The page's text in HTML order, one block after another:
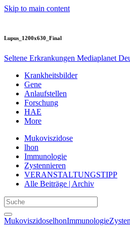
Skip to main content
Lupus_1200x630_Final
Seltene Erkrankungen Mediaplanet
Krankheitsbilder
Gene
Anlaufstellen
Forschung
HAE
More
Mukoviszidose
lhon
Immunologie
Zystennieren
VERANSTALTUNGSTIPP
Alle Beiträge | Archiv
MukoviszidoselhonImmunologie